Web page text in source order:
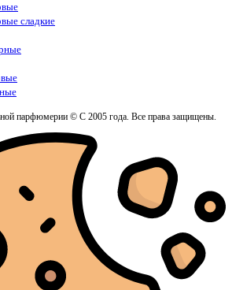
сладкие
парфюмерии © С 2005 года. Все права защищены.